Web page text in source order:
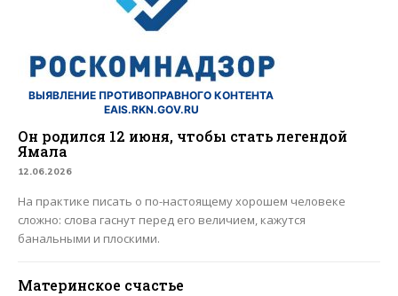
ВЫЯВЛЕНИЕ ПРОТИВОПРАВНОГО КОНТЕНТА
EAIS.RKN.GOV.RU
Он родился 12 июня, чтобы стать легендой
Ямала
12.06.2026
На практике писать о по-настоящему хорошем человеке
сложно: слова гаснут перед его величием, кажутся
банальными и плоскими.
Материнское счастье